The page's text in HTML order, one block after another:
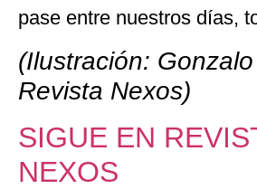
pase entre nuestros días,
(Ilustración:
Revista Nexos)
SIGUE EN
NEXOS